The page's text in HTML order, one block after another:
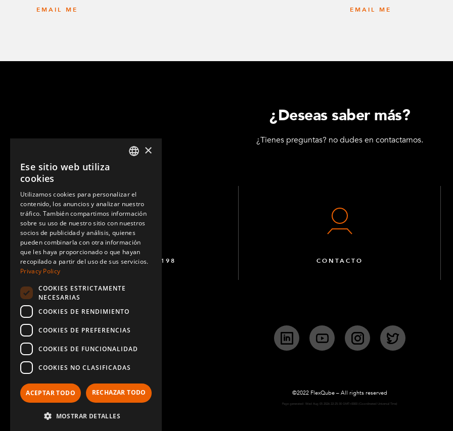
EMAIL ME
EMAIL ME
¿Deseas saber más?
¿Tienes preguntas? no dudes en contactarnos.
+52 449 138 9198 CONTACTO
LinkedIn YouTube InstagramTwitter
©2022 FlexQube – All rights reserved
Page generated: Wed Aug 05 2026 22:25:30 GMT+0000 (Coordinated Universal Time)
×
Ese sitio web utiliza
cookies
Utilizamos cookies para personalizar el
contenido, los anuncios y analizar nuestro
tráfico. También compartimos información
sobre su uso de nuestro sitio con nuestros
socios de publicidad y análisis, quienes
pueden combinarla con otra información
que les haya proporcionado o que hayan
recopilado a partir del uso de sus servicios.
Privacy Policy
COOKIES ESTRICTAMENTE
NECESARIAS
COOKIES DE RENDIMIENTO
COOKIES DE PREFERENCIAS
COOKIES DE FUNCIONALIDAD
COOKIES NO CLASIFICADAS
ACEPTAR TODO RECHAZAR TODO
MOSTRAR DETALLES